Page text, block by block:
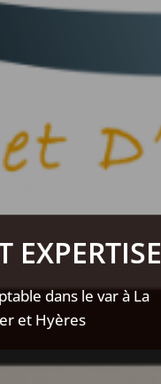
EXPERTISE
dans le var à La
et Hyères